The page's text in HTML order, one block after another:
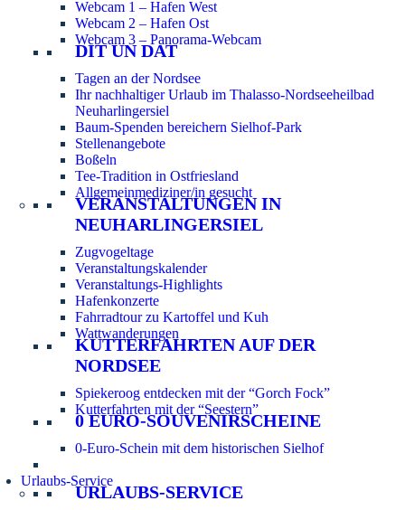
Webcam 1 – Hafen West
Webcam 2 – Hafen Ost
Webcam 3 – Panorama-Webcam
DIT UN DAT
Tagen an der Nordsee
Ihr nachhaltiger Urlaub im Thalasso-Nordseeheilbad
Neuharlingersiel
Baum-Spenden bereichern Sielhof-Park
Stellenangebote
Boßeln
Tee-Tradition in Ostfriesland
Allgemeinmediziner/in gesucht
VERANSTALTUNGEN IN
NEUHARLINGERSIEL
Zugvogeltage
Veranstaltungskalender
Veranstaltungs-Highlights
Hafenkonzerte
Fahrradtour zu Kartoffel und Kuh
Wattwanderungen
KUTTERFAHRTEN AUF DER
NORDSEE
Spiekeroog entdecken mit der “Gorch Fock”
Kutterfahrten mit der “Seestern”
0 EURO-SOUVENIRSCHEINE
0-Euro-Schein mit dem historischen Sielhof
Urlaubs-Service
URLAUBS-SERVICE